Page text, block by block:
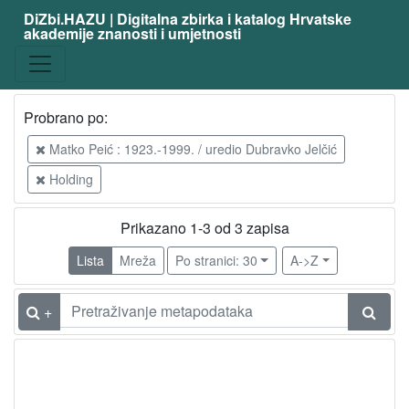
DiZbi.HAZU | Digitalna zbirka i katalog Hrvatske
akademije znanosti i umjetnosti
Probrano po:
Matko Peić : 1923.-1999. / uredio Dubravko Jelčić
Holding
Prikazano 1-3 od 3 zapisa
Lista Mreža Po stranici: 30 A->Z
+